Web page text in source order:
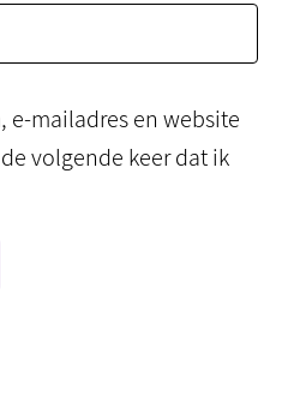
e-mailadres en website
volgende keer dat ik